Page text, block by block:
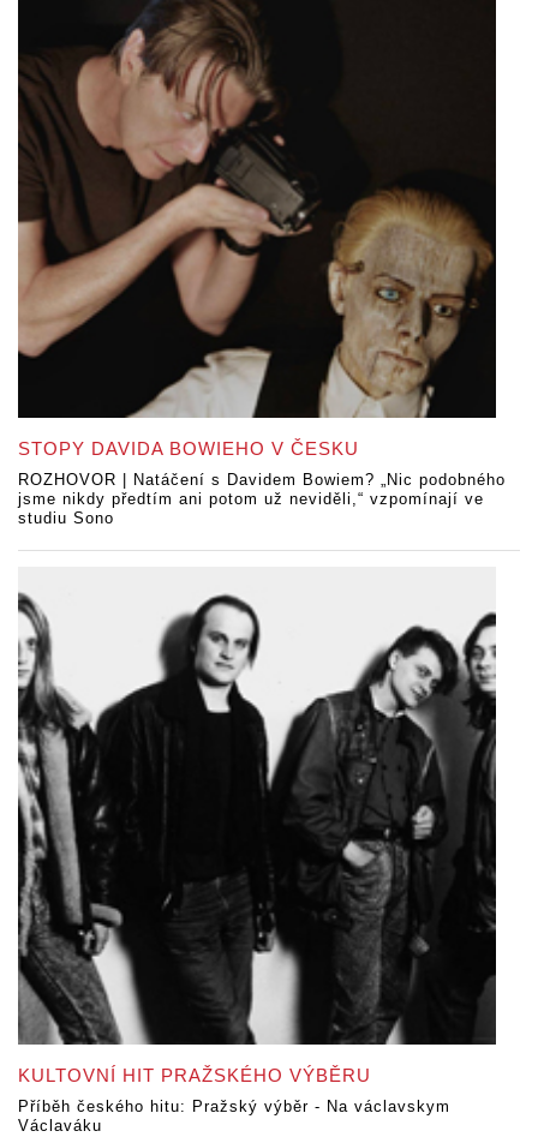
STOPY DAVIDA BOWIEHO V ČESKU
ROZHOVOR | Natáčení s Davidem Bowiem? „Nic podobného
jsme nikdy předtím ani potom už neviděli,“ vzpomínají ve
studiu Sono
KULTOVNÍ HIT PRAŽSKÉHO VÝBĚRU
Příběh českého hitu: Pražský výběr - Na václavskym
Václaváku